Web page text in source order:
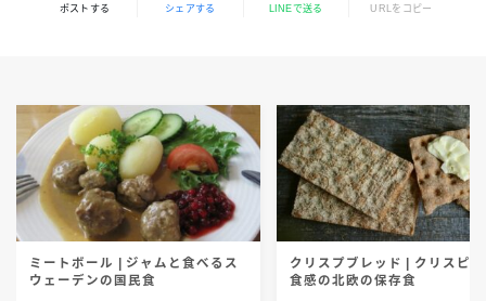
ポストする シェアする LINEで送る URLをコピー
ミートボール | ジャムと食べるス
ウェーデンの国民食
クリスプブレッド | クリスピ
食感の北欧の保存食